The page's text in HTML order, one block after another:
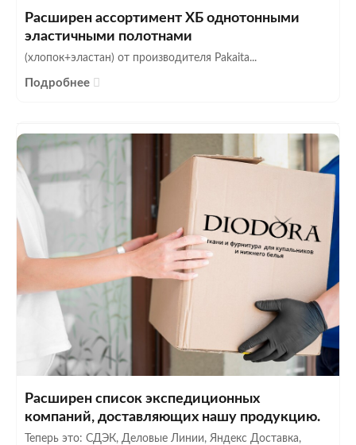
Расширен ассортимент ХБ однотонными
эластичными полотнами
(хлопок+эластан) от производителя Pakaita...
Подробнее
Расширен список экспедиционных
компаний, доставляющих нашу продукцию.
Теперь это: СДЭК, Деловые Линии, Яндекс Доставка,